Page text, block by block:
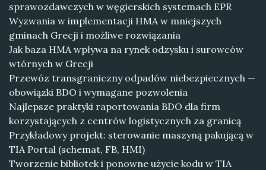
sprawozdawczych w węgierskich systemach EPR
Wyzwania w implementacji HMA w mniejszych
gminach Grecji i możliwe rozwiązania
Jak baza HMA wpływa na rynek odzysku i surowców
wtórnych w Grecji
Przewóz transgraniczny odpadów niebezpiecznych —
obowiązki BDO i wymagane pozwolenia
Najlepsze praktyki raportowania BDO dla firm
korzystających z centrów logistycznych za granicą
Przykładowy projekt: sterowanie maszyną pakującą w
TIA Portal (schemat, FB, HMI)
Tworzenie bibliotek i ponowne użycie kodu w TIA